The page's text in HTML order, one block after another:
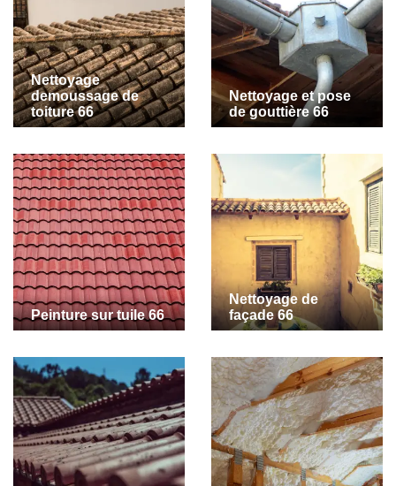
Nettoyage
demoussage de
toiture 66
Nettoyage et pose
de gouttière 66
Peinture sur tuile 66
Nettoyage de
façade 66